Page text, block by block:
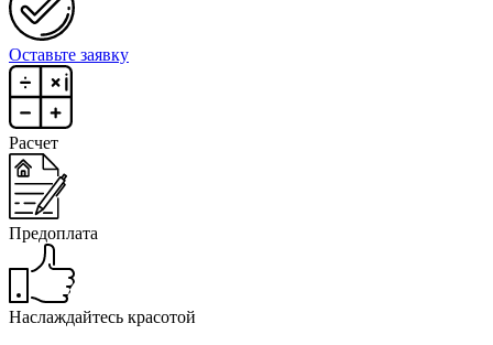
Оставьте заявку
Расчет
Предоплата
Наслаждайтесь красотой